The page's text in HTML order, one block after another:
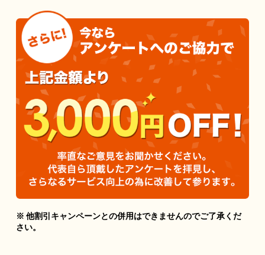
※ 他割引キャンペーンとの併用はできませんのでご了承くだ
さい。